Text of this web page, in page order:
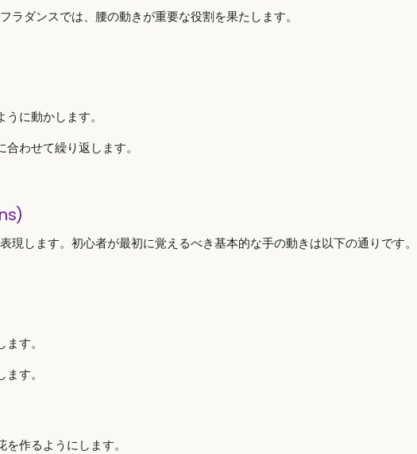
ラダンスでは、腰の動きが重要な役割を果たします。
に動かします。
わせて繰り返します。
現します。初心者が最初に覚えるべき基本的な手の動きは以下の通りです。
す。
す。
作るようにします。